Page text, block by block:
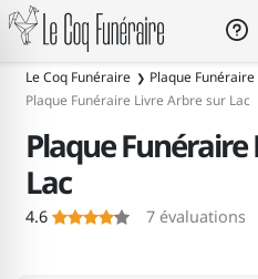
Le Coq
Le Coq Funéraire
Plaque
Plaque Funéraire Livre Arbre sur Lac
Plaque
Lac
4.6 7 évaluations